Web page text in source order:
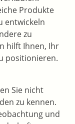
Produkte
entwickeln
zu
hilft Ihnen, Ihr
positionieren.
Sie nicht
zu kennen.
und